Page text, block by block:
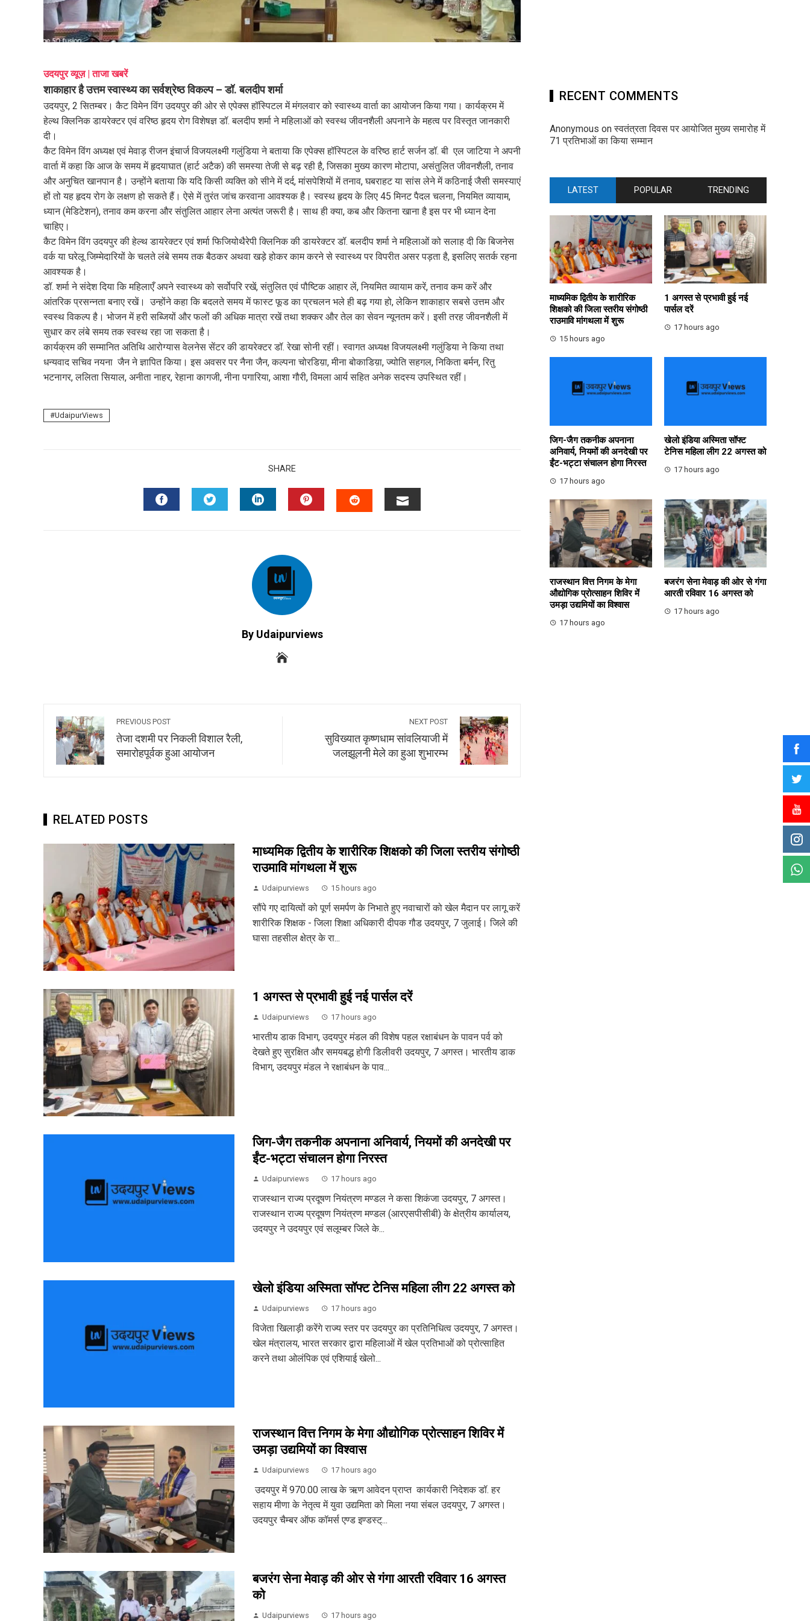
उदयपुर व्यूज़ | ताजा खबरें
शाकाहार है उत्तम स्वास्थ्य का सर्वश्रेष्ठ विकल्प – डॉ. बलदीप शर्मा
उदयपुर, 2 सितम्बर। कैट विमेन विंग उदयपुर की ओर से एपेक्स हॉस्पिटल में मंगलवार को स्वास्थ्य वार्ता का आयोजन किया गया। कार्यक्रम में
हेल्थ क्लिनिक डायरेक्टर एवं वरिष्ठ हृदय रोग विशेषज्ञ डॉ. बलदीप शर्मा ने महिलाओं को स्वस्थ जीवनशैली अपनाने के महत्व पर विस्तृत जानकारी
दी।
कैट विमेन विंग अध्यक्ष एवं मेवाड़ रीजन इंचार्ज विजयलक्ष्मी गलुंडिया ने बताया कि एपेक्स हॉस्पिटल के वरिष्ठ हार्ट सर्जन डॉ. बी एल जाटिया ने अपनी
वार्ता में कहा कि आज के समय में हृदयाघात (हार्ट अटैक) की समस्या तेजी से बढ़ रही है, जिसका मुख्य कारण मोटापा, असंतुलित जीवनशैली, तनाव
और अनुचित खानपान है। उन्होंने बताया कि यदि किसी व्यक्ति को सीने में दर्द, मांसपेशियों में तनाव, घबराहट या सांस लेने में कठिनाई जैसी समस्याएं
हों तो यह हृदय रोग के लक्षण हो सकते हैं। ऐसे में तुरंत जांच करवाना आवश्यक है। स्वस्थ हृदय के लिए 45 मिनट पैदल चलना, नियमित व्यायाम,
ध्यान (मेडिटेशन), तनाव कम करना और संतुलित आहार लेना अत्यंत जरूरी है। साथ ही क्या, कब और कितना खाना है इस पर भी ध्यान देना
चाहिए।
कैट विमेन विंग उदयपुर की हेल्थ डायरेक्टर एवं शर्मा फिजियोथैरेपी क्लिनिक की डायरेक्टर डॉ. बलदीप शर्मा ने महिलाओं को सलाह दी कि बिजनेस
वर्क या घरेलू जिम्मेदारियों के चलते लंबे समय तक बैठकर अथवा खड़े होकर काम करने से स्वास्थ्य पर विपरीत असर पड़ता है, इसलिए सतर्क रहना
आवश्यक है।
डॉ. शर्मा ने संदेश दिया कि महिलाएँ अपने स्वास्थ्य को सर्वोपरि रखें, संतुलित एवं पौष्टिक आहार लें, नियमित व्यायाम करें, तनाव कम करें और
आंतरिक प्रसन्नता बनाए रखें। उन्होंने कहा कि बदलते समय में फास्ट फूड का प्रचलन भले ही बढ़ गया हो, लेकिन शाकाहार सबसे उत्तम और
स्वस्थ विकल्प है। भोजन में हरी सब्जियों और फलों की अधिक मात्रा रखें तथा शक्कर और तेल का सेवन न्यूनतम करें। इसी तरह जीवनशैली में
सुधार कर लंबे समय तक स्वस्थ रहा जा सकता है।
कार्यक्रम की सम्मानित अतिथि आरोग्यास वेलनेस सेंटर की डायरेक्टर डॉ. रेखा सोनी रहीं। स्वागत अध्यक्ष विजयलक्ष्मी गलुंडिया ने किया तथा
धन्यवाद सचिव नयना जैन ने ज्ञापित किया। इस अवसर पर नैना जैन, कल्पना चोरडिय़ा, मीना बोकाडिय़ा, ज्योति सहगल, निकिता बर्मन, रितु
भटनागर, ललिता सियाल, अनीता नाहर, रेहाना कागजी, नीना पगारिया, आशा गौरी, विमला आर्य सहित अनेक सदस्य उपस्थित रहीं।
UdaipurViews
SHARE
By Udaipurviews
PREVIOUS POST
तेजा दशमी पर निकली विशाल रैली,
समारोहपूर्वक हुआ आयोजन
NEXT POST
सुविख्यात कृष्णधाम सांवलियाजी में
जलझूलनी मेले का हुआ शुभारम्भ
RELATED POSTS
माध्यमिक द्वितीय के शारीरिक शिक्षको की जिला स्तरीय संगोष्ठी
राउमावि मांगथला में शुरू
Udaipurviews 15 hours ago
सौंपे गए दायित्वों को पूर्ण समर्पण के निभाते हुए नवाचारों को खेल मैदान पर लागू करें
शारीरिक शिक्षक - जिला शिक्षा अधिकारी दीपक गौड उदयपुर, 7 जुलाई। जिले की
घासा तहसील क्षेत्र के रा...
1 अगस्त से प्रभावी हुई नई पार्सल दरें
Udaipurviews 17 hours ago
भारतीय डाक विभाग, उदयपुर मंडल की विशेष पहल रक्षाबंधन के पावन पर्व को
देखते हुए सुरक्षित और समयबद्ध होगी डिलीवरी उदयपुर, 7 अगस्त। भारतीय डाक
विभाग, उदयपुर मंडल ने रक्षाबंधन के पाव...
जिग-जैग तकनीक अपनाना अनिवार्य, नियमों की अनदेखी पर
ईंट-भट्टा संचालन होगा निरस्त
Udaipurviews 17 hours ago
राजस्थान राज्य प्रदूषण नियंत्रण मण्डल ने कसा शिकंजा उदयपुर, 7 अगस्त।
राजस्थान राज्य प्रदूषण नियंत्रण मण्डल (आरएसपीसीबी) के क्षेत्रीय कार्यालय,
उदयपुर ने उदयपुर एवं सलूम्बर जिले के...
खेलो इंडिया अस्मिता सॉफ्ट टेनिस महिला लीग 22 अगस्त को
Udaipurviews 17 hours ago
विजेता खिलाड़ी करेंगे राज्य स्तर पर उदयपुर का प्रतिनिधित्व उदयपुर, 7 अगस्त।
खेल मंत्रालय, भारत सरकार द्वारा महिलाओं में खेल प्रतिभाओं को प्रोत्साहित
करने तथा ओलंपिक एवं एशियाई खेलो...
राजस्थान वित्त निगम के मेगा औद्योगिक प्रोत्साहन शिविर में
उमड़ा उद्यमियों का विश्वास
Udaipurviews 17 hours ago
उदयपुर में 970.00 लाख के ऋण आवेदन प्राप्त कार्यकारी निदेशक डॉ. हर
सहाय मीणा के नेतृत्व में युवा उद्यमिता को मिला नया संबल उदयपुर, 7 अगस्त।
उदयपुर चैम्बर ऑफ कॉमर्स एण्ड इण्डस्ट्...
बजरंग सेना मेवाड़ की ओर से गंगा आरती रविवार 16 अगस्त
को
Udaipurviews 17 hours ago
RECENT COMMENTS
Anonymous onस्वतंत्रता दिवस पर आयोजित मुख्य समारोह में
71 प्रतिभाओं का किया सम्मान
LATEST POPULAR TRENDING
माध्यमिक द्वितीय के शारीरिक
शिक्षको की जिला स्तरीय संगोष्ठी
राउमावि मांगथला में शुरू
15 hours ago
1 अगस्त से प्रभावी हुई नई
पार्सल दरें
17 hours ago
जिग-जैग तकनीक अपनाना
अनिवार्य, नियमों की अनदेखी पर
ईंट-भट्टा संचालन होगा निरस्त
17 hours ago
खेलो इंडिया अस्मिता सॉफ्ट
टेनिस महिला लीग 22 अगस्त को
17 hours ago
राजस्थान वित्त निगम के मेगा
औद्योगिक प्रोत्साहन शिविर में
उमड़ा उद्यमियों का विश्वास
17 hours ago
बजरंग सेना मेवाड़ की ओर से गंगा
आरती रविवार 16 अगस्त को
17 hours ago